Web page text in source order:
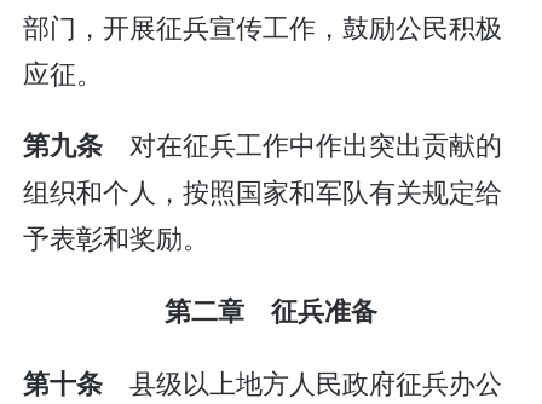
部门，开展征兵宣传工作，鼓励公民积极
应征。
第九条 对在征兵工作中作出突出贡献的
组织和个人，按照国家和军队有关规定给
予表彰和奖励。
第二章 征兵准备
第十条 县级以上地方人民政府征兵办公